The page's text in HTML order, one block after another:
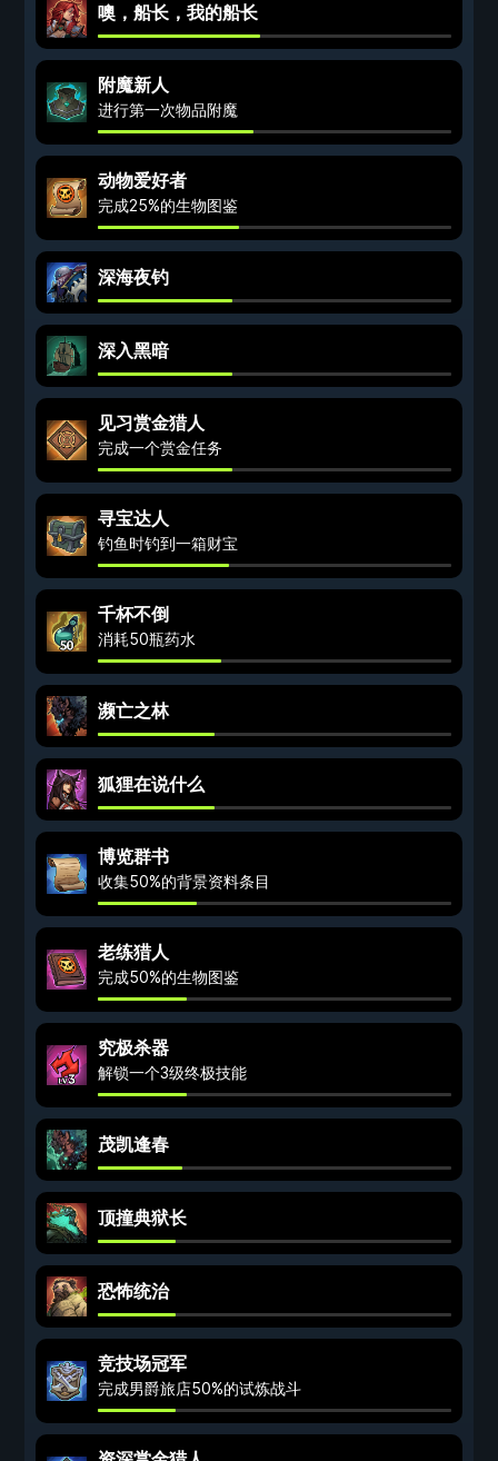
噢，船长，我的船长
附魔新人
进行第一次物品附魔
动物爱好者
完成25%的生物图鉴
深海夜钓
深入黑暗
见习赏金猎人
完成一个赏金任务
寻宝达人
钓鱼时钓到一箱财宝
千杯不倒
消耗50瓶药水
濒亡之林
狐狸在说什么
博览群书
收集50%的背景资料条目
老练猎人
完成50%的生物图鉴
究极杀器
解锁一个3级终极技能
茂凯逢春
顶撞典狱长
恐怖统治
竞技场冠军
完成男爵旅店50%的试炼战斗